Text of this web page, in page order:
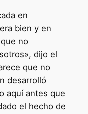
en
bien y en
no
dijo el
que no
desarrolló
aquí antes que
el hecho de